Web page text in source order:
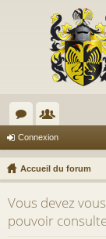
or
u
m
s
e
m
br
es
Connexion
Accueil du forum
Vous devez
pouvoir